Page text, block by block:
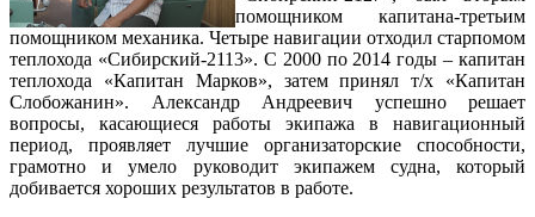
помощником капитана-третьим
помощником механика. Четыре навигации отходил старпомом
теплохода «Сибирский-2113». С 2000 по 2014 годы – капитан
теплохода «Капитан Марков», затем принял т/х «Капитан
Слобожанин». Александр Андреевич успешно решает
вопросы, касающиеся работы экипажа в навигационный
период, проявляет лучшие организаторские способности,
грамотно и умело руководит экипажем судна, который
добивается хороших результатов в работе.